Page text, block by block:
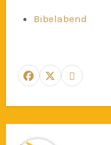
Bibelabend